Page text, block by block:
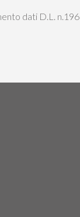
dati D.L. n.196